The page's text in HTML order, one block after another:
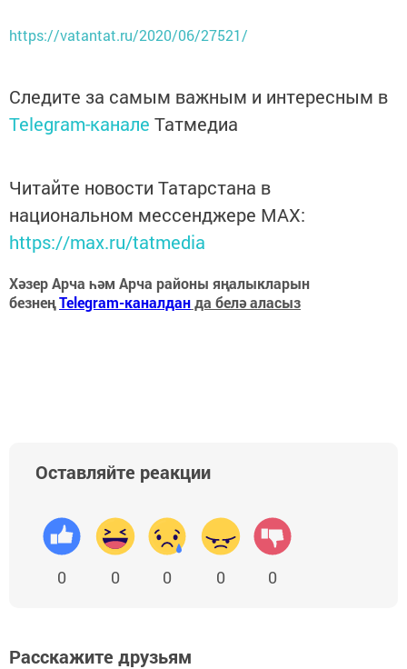
https://vatantat.ru/2020/06/27521/
Следите за самым важным и интересным в
Telegram-канале Татмедиа
Читайте новости Татарстана в
национальном мессенджере MАХ:
https://max.ru/tatmedia
Хәзер Арча һәм Арча районы яңалыкларын
безнеңTelegram-каналданда белә аласыз
Оставляйте реакции
0 0 0 0 0
Расскажите друзьям